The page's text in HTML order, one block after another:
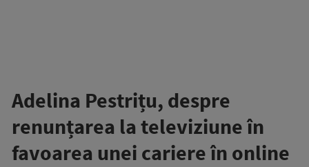
Adelina Pestrițu, despre
renunțarea la televiziune în
favoarea unei cariere în online